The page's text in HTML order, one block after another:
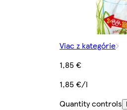
Viac z kategórie
1,85 €
1,85 €/l
Quantity controls